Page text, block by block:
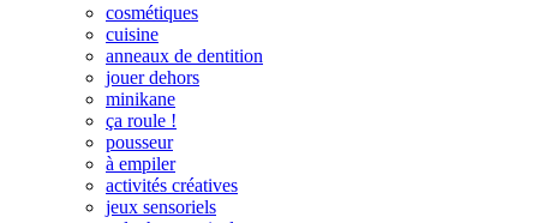
cosmétiques
cuisine
anneaux de dentition
jouer dehors
minikane
ça roule !
pousseur
à empiler
activités créatives
jeux sensoriels